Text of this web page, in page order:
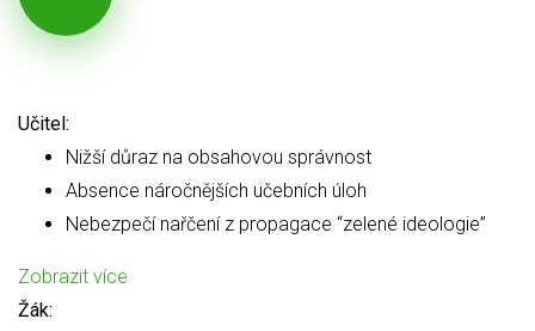
Učitel:
Nižší důraz na obsahovou správnost
Absence náročnějších učebních úloh
Nebezpečí nařčení z propagace “zelené ideologie”
Zobrazit více
Žák: